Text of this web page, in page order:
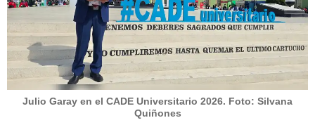
Julio Garay en el CADE Universitario 2026. Foto: Silvana
Quiñones